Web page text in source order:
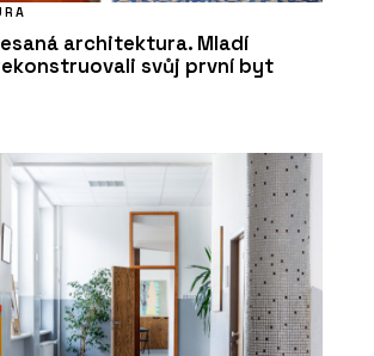
architektura. Mladí
svůj první byt